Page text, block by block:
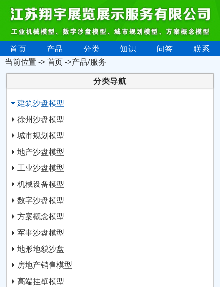
首页 产品 分类 知识 问答
联系
当前位置 ->首页->产品/服务
分类导航
建筑沙盘模型
徐州沙盘模型
城市规划模型
地产沙盘模型
工业沙盘模型
机械设备模型
数字沙盘模型
方案概念模型
军事沙盘模型
地形地貌沙盘
房地产销售模型
高端挂壁模型